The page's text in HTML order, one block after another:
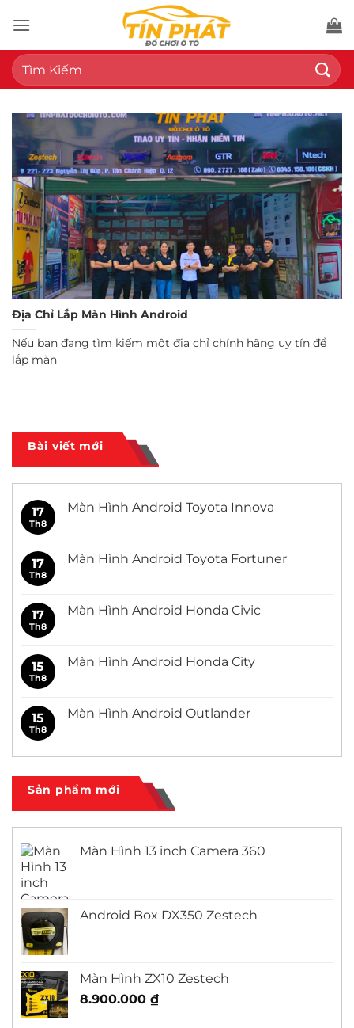
qua
nội
dung
Tìm
kiếm:
Bài viết mới
17
Th8
Màn Hình Android Toyota Innova
luận
ở
Toyota
Innova
17
Th8
Màn Hình Android Toyota Fortuner
luận
ở
Toyota
Fortuner
17
Th8
Màn Hình Android Honda Civic
luận
ở
Honda
Civic
15
Th8
Màn Hình Android Honda City
luận
ở
Honda
15
Th8
Màn Hình Android Outlander
luận
Màn
Hình
Outlander
Sản phẩm mới
Màn Hình 13 inch Camera 360
Android Box DX350 Zestech
Màn Hình ZX10 Zestech
8.900.000 ₫
Địa Chỉ Lắp Màn Hình Android
Nếu bạn đang tìm kiếm một địa chỉ chính hãng uy tín để
lắp màn